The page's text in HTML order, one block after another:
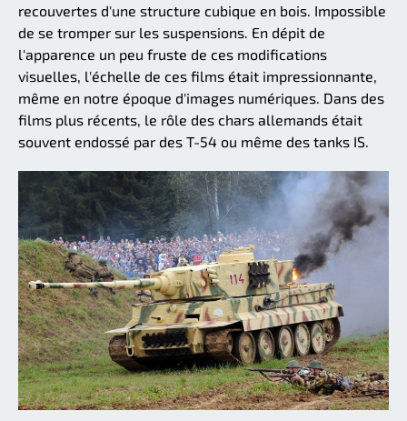
recouvertes d'une structure cubique en bois. Impossible
de se tromper sur les suspensions. En dépit de
l'apparence un peu fruste de ces modifications
visuelles, l'échelle de ces films était impressionnante,
même en notre époque d'images numériques. Dans des
films plus récents, le rôle des chars allemands était
souvent endossé par des T-54 ou même des tanks IS.